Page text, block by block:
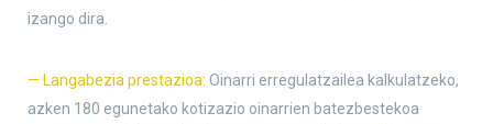
izango dira.
— Langabezia prestazioa: Oinarri erregulatzailea kalkulatzeko,
azken 180 egunetako kotizazio oinarrien batezbestekoa